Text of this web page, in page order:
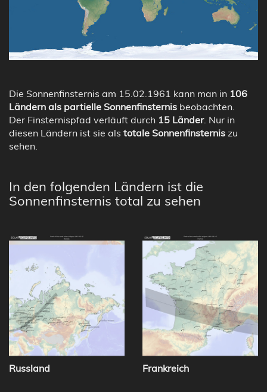
Die Sonnenfinsternis am 15.02.1961 kann man in 106
Ländern als partielle Sonnenfinsternis beobachten.
Der Finsternispfad verläuft durch 15 Länder. Nur in
diesen Ländern ist sie als totale Sonnenfinsternis zu
sehen.
In den folgenden Ländern ist die
Sonnenfinsternis total zu sehen
Russland Frankreich